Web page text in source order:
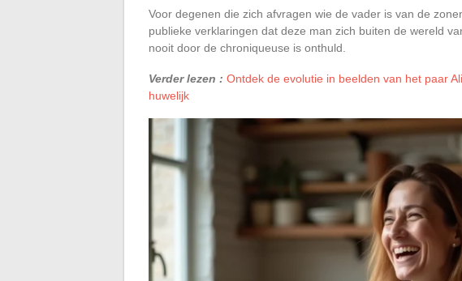
Voor degenen die zich afvragen wie de vader is van de
publieke verklaringen dat deze man zich buiten de wereld
nooit door de chroniqueuse is onthuld.
Verder lezen : Ontdek de evolutie in beelden van het paar
huwelijk